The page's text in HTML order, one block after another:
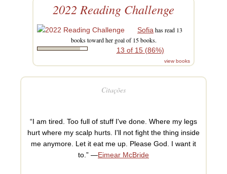
2022 Reading Challenge
Sofia has read 13
books toward her goal of 15 books.
13 of 15 (86%)
view books
Citações
“I am tired. Too full of stuff I've done. Where my legs
hurt where my scalp hurts. I'll not fight the thing inside
me anymore. Let it eat me up. Please God. I want it
to.” —Eimear McBride